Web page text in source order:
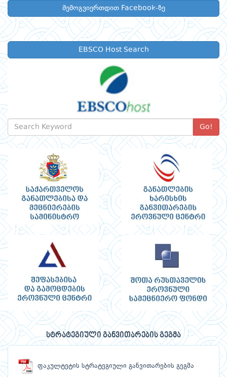
შემოგვიერთდით Facebook-ზე
EBSCO Host Search
Go!
სტრატეგიული განვითარების გეგმა
ფაკულტეტის სტრატეგიული განვითარების გეგმა